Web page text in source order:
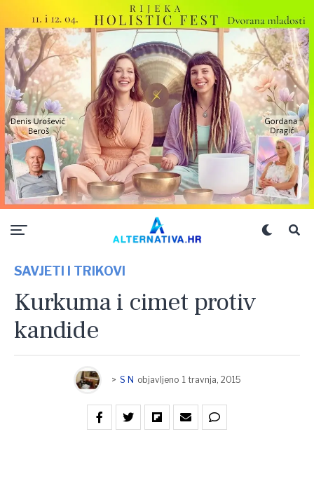
SAVJETI I TRIKOVI
Kurkuma i cimet protiv
kandide
> S N objavljeno 1 travnja, 2015